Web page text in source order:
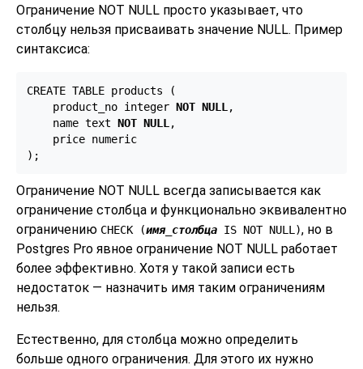
Ограничение NOT NULL просто указывает, что
столбцу нельзя присваивать значение NULL. Пример
синтаксиса:
CREATE TABLE products (
    product_no integer
NOT NULL ,
    name text
NOT NULL ,
    price numeric
);
Ограничение NOT NULL всегда записывается как
ограничение столбца и функционально эквивалентно
ограничению CHECK (имя_столбца IS NOT NULL), но в
Postgres Pro явное ограничение NOT NULL работает
более эффективно. Хотя у такой записи есть
недостаток — назначить имя таким ограничениям
нельзя.
Естественно, для столбца можно определить
больше одного ограничения. Для этого их нужно